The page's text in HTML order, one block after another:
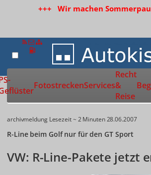
+++ Wir machen
Zur Startseite
FotostreckenServices
Recht
&
Reise
archivmeldung Lesezeit ~ 2 Minuten28.06.2007
R-Line beim Golf nur für den GT Sport
VW: R-Line-Pakete jetzt